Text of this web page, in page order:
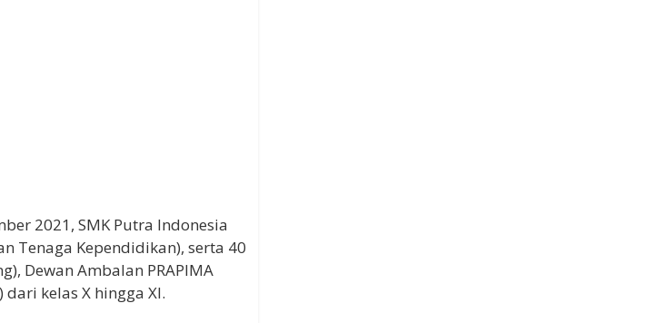
2021, SMK Putra Indonesia
Tenaga Kependidikan), serta 40
Dewan Ambalan PRAPIMA
kelas X hingga XI.